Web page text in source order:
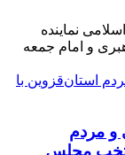
نماینده
و امام جمعه
و مردم‌
مجلس‌